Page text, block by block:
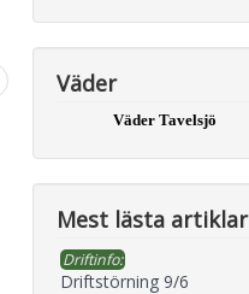
Väder
Väder Tavelsjö
Mest lästa artiklar
Driftinfo:
Driftstörning 9/6